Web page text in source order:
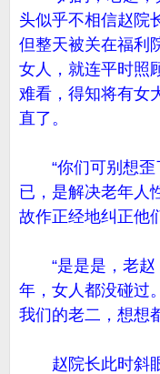
头似乎不相信赵院
但整天被关在福利
女人，就连平时照
难看，得知将有女
直了。
“你们可别想歪
已，是解决老年人
故作正经地纠正他
“是是是，老赵
年，女人都没碰过
我们的老二，想想
赵院长此时斜眼